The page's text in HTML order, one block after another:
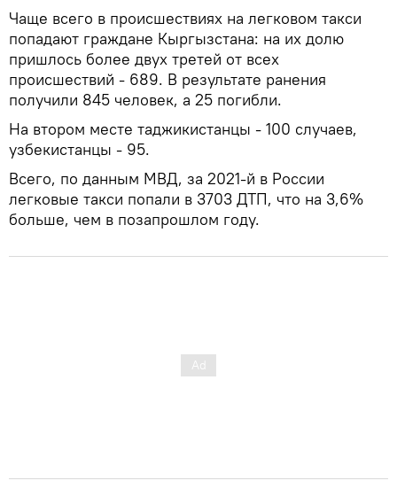
Чаще всего в происшествиях на легковом такси
попадают граждане Кыргызстана: на их долю
пришлось более двух третей от всех
происшествий - 689. В результате ранения
получили 845 человек, а 25 погибли.
На втором месте таджикистанцы - 100 случаев,
узбекистанцы - 95.
Всего, по данным МВД, за 2021-й в России
легковые такси попали в 3703 ДТП, что на 3,6%
больше, чем в позапрошлом году.